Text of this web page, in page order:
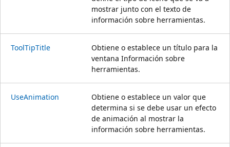
mostrar junto con el texto de
información sobre herramientas.
ToolTipTitle
Obtiene o establece un título para la
ventana Información sobre
herramientas.
UseAnimation
Obtiene o establece un valor que
determina si se debe usar un efecto
de animación al mostrar la
información sobre herramientas.